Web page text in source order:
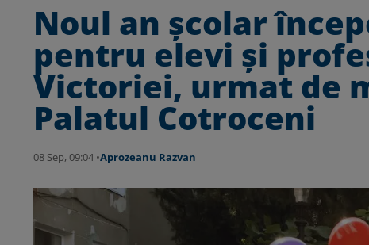
Noul an școlar
pentru elevi și
Victoriei, urmat de
Palatul Cotroceni
08 Sep, 09:04 •Aprozeanu Razvan